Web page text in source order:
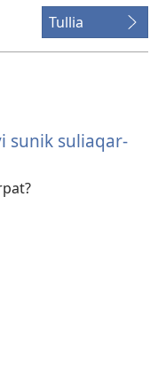
Tullia
sunik suliaqar­